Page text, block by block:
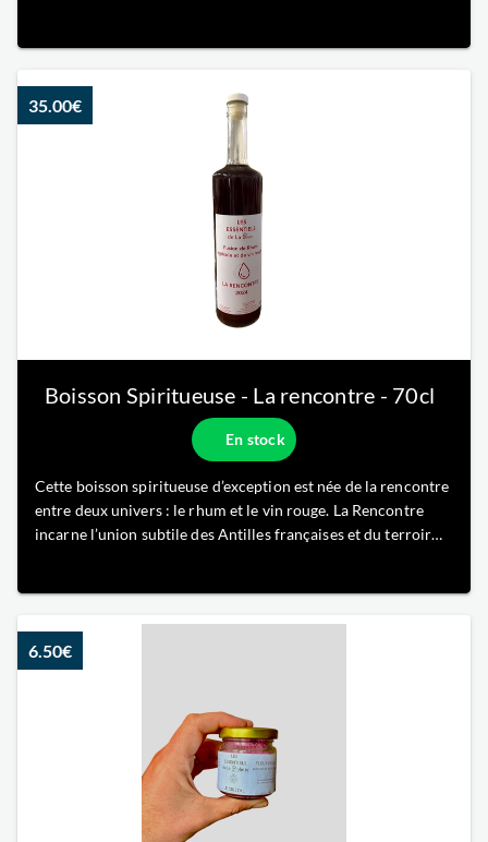
35.00€
Boisson Spiritueuse - La rencontre - 70cl
En stock
Cette boisson spiritueuse d’exception est née de la rencontre
entre deux univers : le rhum et le vin rouge. La Rencontre
incarne l’union subtile des Antilles françaises et du terroir
6.50€